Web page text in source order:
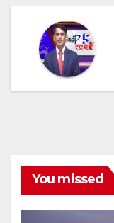
You missed